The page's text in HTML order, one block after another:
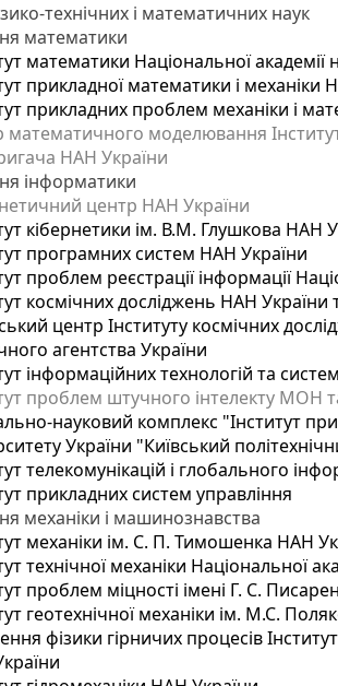
технічних і математичних наук
математики
математики Національної академії
прикладної математики і механіки
прикладних проблем механіки і
математичного моделювання
НАН України
інформатики
центр НАН України
кібернетики ім. В.М. Глушкова НАН
програмних систем НАН України
проблем реєстрації інформації
космічних досліджень НАН України
центр Інституту космічних
агентства України
інформаційних технологій та
проблем штучного інтелекту МОН
науковий комплекс "Інститут
України "Київський
телекомунікацій і глобального
прикладних систем управління
механіки і машинознавства
механіки ім. С. П. Тимошенка НАН
технічної механіки Національної
проблем міцності імені Г. С.
геотехнічної механіки ім. М.С.
фізики гірничих процесів